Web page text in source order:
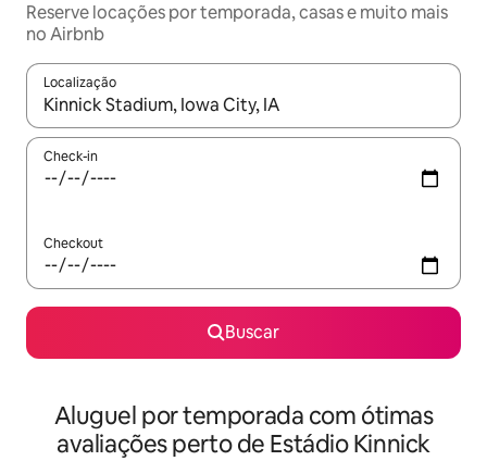
Reserve locações por temporada, casas e muito mais
no Airbnb
Localização
Quando os resultados estiverem disponíveis, explore-os
Check-in
Checkout
Buscar
Aluguel por temporada com ótimas
avaliações perto de Estádio Kinnick